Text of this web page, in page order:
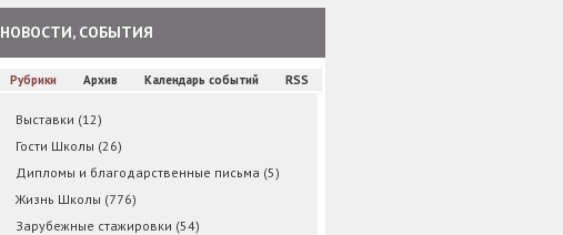
НОВОСТИ, СОБЫТИЯ
Рубрики Архив Календарь событий RSS
Выставки (12)
Гости Школы (26)
Дипломы и благодарственные письма (5)
Жизнь Школы (776)
Зарубежные стажировки (54)